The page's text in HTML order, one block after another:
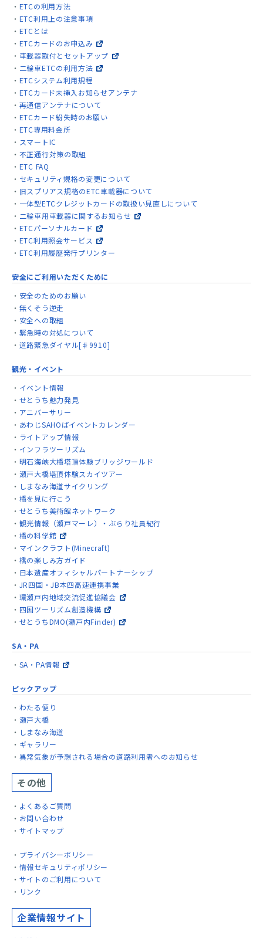
ETCの利用方法
ETC利用上の注意事項
ETCとは
ETCカードのお申込み
車載器取付とセットアップ
二輪車ETCの利用方法
ETCシステム利用規程
ETCカード未挿入お知らせアンテナ
再通信アンテナについて
ETCカード紛失時のお願い
ETC専用料金所
スマートIC
不正通行対策の取組
ETC FAQ
セキュリティ規格の変更について
旧スプリアス規格のETC車載器について
一体型ETCクレジットカードの取扱い見直しについて
二輪車用車載器に関するお知らせ
ETCパーソナルカード
ETC利用照会サービス
ETC利用履歴発行プリンター
安全にご利用いただくために
安全のためのお願い
無くそう逆走
安全への取組
緊急時の対処について
道路緊急ダイヤル[♯9910]
観光・イベント
イベント情報
せとうち魅力発見
アニバーサリー
あわじSAHOぱイベントカレンダー
ライトアップ情報
インフラツーリズム
明石海峡大橋塔頂体験ブリッジワールド
瀬戸大橋塔頂体験スカイツアー
しまなみ海道サイクリング
橋を見に行こう
せとうち美術館ネットワーク
観光情報（瀬戸マーレ）・ぶらり社員紀行
橋の科学館
マインクラフト(Minecraft)
橋の楽しみ方ガイド
日本遺産オフィシャルパートナーシップ
JR四国・JB本四高速連携事業
環瀬戸内地域交流促進協議会
四国ツーリズム創造機構
せとうちDMO(瀬戸内Finder)
SA・PA
SA・PA情報
ピックアップ
わたる便り
瀬戸大橋
しまなみ海道
ギャラリー
異常気象が予想される場合の道路利用者へのお知らせ
その他
よくあるご質問
お問い合わせ
サイトマップ
プライバシーポリシー
情報セキュリティポリシー
サイトのご利用について
リンク
企業情報サイト